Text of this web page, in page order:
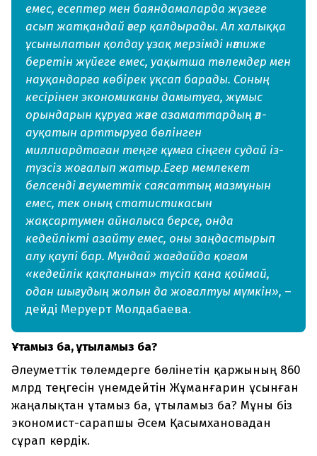
емес, есептер мен баяндамаларда жүзеге
асып жатқандай әсер қалдырады. Ал халыққа
ұсынылатын қолдау ұзақ мерзімді нәтиже
беретін жүйеге емес, уақытша төлемдер мен
науқандарға көбірек ұқсап барады. Соның
кесірінен экономиканы дамытуға, жұмыс
орындарын құруға және азаматтардың әл-
ауқатын арттыруға бөлінген
миллиардтаған теңге құмға сіңген судай із-
түзсіз жоғалып жатыр.Егер мемлекет
белсенді әлеуметтік саясаттың мазмұнын
емес, тек оның статистикасын
жақсартумен айналыса берсе, онда
кедейлікті азайту емес, оны заңдастырып
алу қаупі бар. Мұндай жағдайда қоғам
«кедейлік қақпанына» түсіп қана қоймай,
одан шығудың жолын да жоғалтуы мүмкін», –
дейді Меруерт Молдабаева.
Ұтамыз ба, ұтыламыз ба?
Әлеуметтік төлемдерге бөлінетін қаржының 860
млрд теңгесін үнемдейтін Жұманғарин ұсынған
жаңалықтан ұтамыз ба, ұтыламыз ба? Мұны біз
экономист-сарапшы Әсем Қасымхановадан
сұрап көрдік.